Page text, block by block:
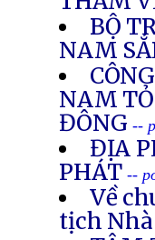
BỘ
NAM
NAM
ĐÔNG --
ĐỊA
PHÁT--
Về
tịch